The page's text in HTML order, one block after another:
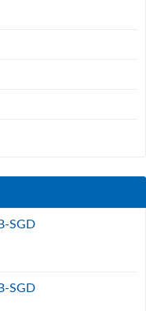
SGD
SGD